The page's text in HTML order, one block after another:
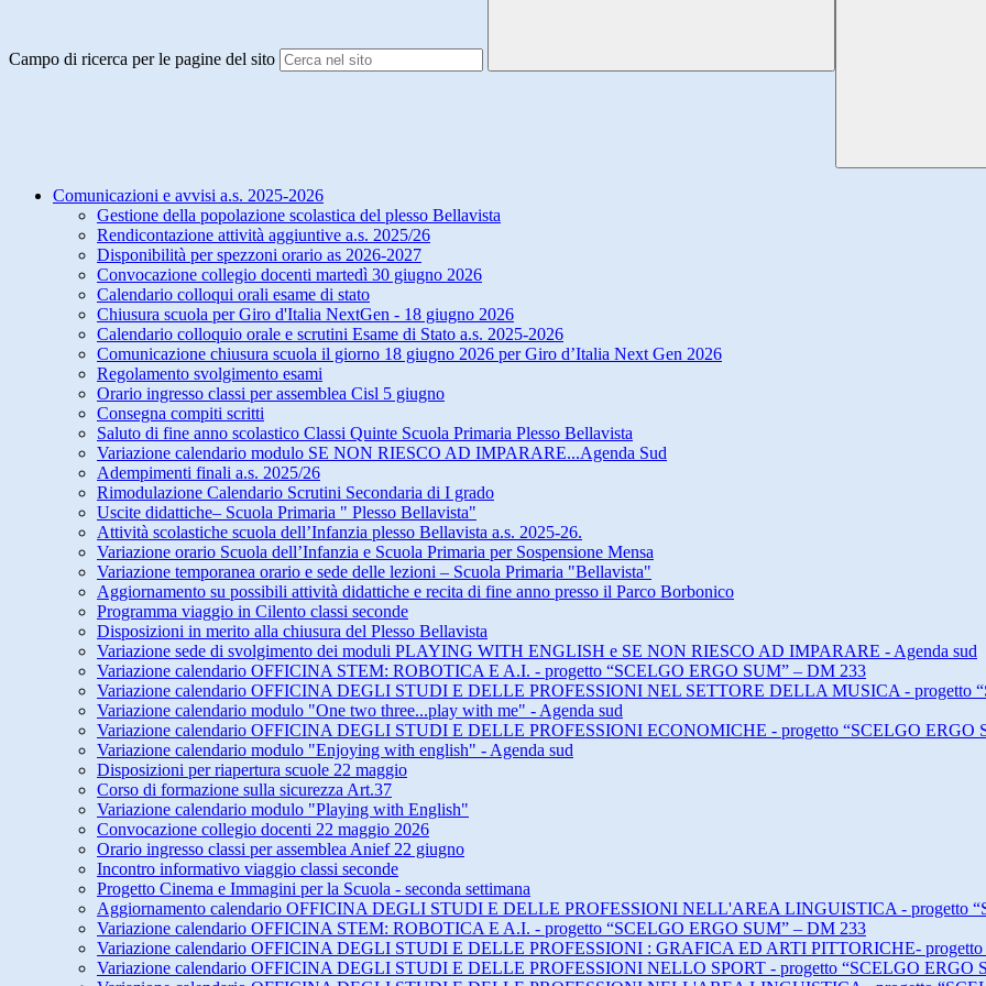
Campo di ricerca per le pagine del sito
Comunicazioni e avvisi a.s. 2025-2026
Gestione della popolazione scolastica del plesso Bellavista
Rendicontazione attività aggiuntive a.s. 2025/26
Disponibilità per spezzoni orario as 2026-2027
Convocazione collegio docenti martedì 30 giugno 2026
Calendario colloqui orali esame di stato
Chiusura scuola per Giro d'Italia NextGen - 18 giugno 2026
Calendario colloquio orale e scrutini Esame di Stato a.s. 2025-2026
Comunicazione chiusura scuola il giorno 18 giugno 2026 per Giro d’Italia Next Gen 2026
Regolamento svolgimento esami
Orario ingresso classi per assemblea Cisl 5 giugno
Consegna compiti scritti
Saluto di fine anno scolastico Classi Quinte Scuola Primaria Plesso Bellavista
Variazione calendario modulo SE NON RIESCO AD IMPARARE...Agenda Sud
Adempimenti finali a.s. 2025/26
Rimodulazione Calendario Scrutini Secondaria di I grado
Uscite didattiche– Scuola Primaria " Plesso Bellavista"
Attività scolastiche scuola dell’Infanzia plesso Bellavista a.s. 2025-26.
Variazione orario Scuola dell’Infanzia e Scuola Primaria per Sospensione Mensa
Variazione temporanea orario e sede delle lezioni – Scuola Primaria "Bellavista"
Aggiornamento su possibili attività didattiche e recita di fine anno presso il Parco Borbonico
Programma viaggio in Cilento classi seconde
Disposizioni in merito alla chiusura del Plesso Bellavista
Variazione sede di svolgimento dei moduli PLAYING WITH ENGLISH e SE NON RIESCO AD IMPARARE - Agenda sud
Variazione calendario OFFICINA STEM: ROBOTICA E A.I. - progetto “SCELGO ERGO SUM” – DM 233
Variazione calendario OFFICINA DEGLI STUDI E DELLE PROFESSIONI NEL SETTORE DELLA MUSICA - progetto
Variazione calendario modulo "One two three...play with me" - Agenda sud
Variazione calendario OFFICINA DEGLI STUDI E DELLE PROFESSIONI ECONOMICHE - progetto “SCELGO ERGO
Variazione calendario modulo "Enjoying with english" - Agenda sud
Disposizioni per riapertura scuole 22 maggio
Corso di formazione sulla sicurezza Art.37
Variazione calendario modulo "Playing with English"
Convocazione collegio docenti 22 maggio 2026
Orario ingresso classi per assemblea Anief 22 giugno
Incontro informativo viaggio classi seconde
Progetto Cinema e Immagini per la Scuola - seconda settimana
Aggiornamento calendario OFFICINA DEGLI STUDI E DELLE PROFESSIONI NELL'AREA LINGUISTICA - progetto
Variazione calendario OFFICINA STEM: ROBOTICA E A.I. - progetto “SCELGO ERGO SUM” – DM 233
Variazione calendario OFFICINA DEGLI STUDI E DELLE PROFESSIONI : GRAFICA ED ARTI PITTORICHE-
Variazione calendario OFFICINA DEGLI STUDI E DELLE PROFESSIONI NELLO SPORT - progetto “SCELGO ERGO